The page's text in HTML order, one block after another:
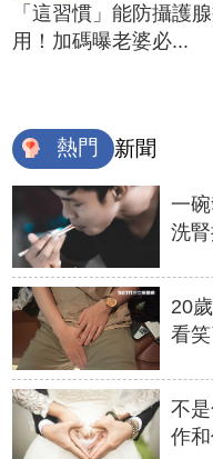
「這習慣」能防攝護
用！加碼曝老婆必...
熱門 新聞
一
洗
20
看
不
作